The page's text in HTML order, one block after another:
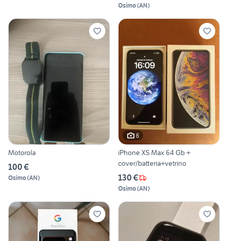
Osimo(AN)
Motorola
100 €
Osimo(AN)
6
iPhone XS Max 64 Gb +
cover/batteria+vetrino
130 €
Osimo(AN)